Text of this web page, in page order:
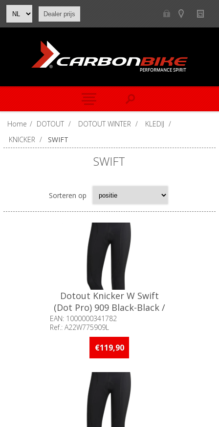
Dealer prijs
Home / DOTOUT / DOTOUT WINTER / KLEDIJ /
KNICKER / SWIFT
SWIFT
Sorteren op
Dotout Knicker W Swift
(Dot Pro) 909 Black-Black /
L°
EAN: 1000000341782
Ref.: A22W775909L
Beschikbaarheid:: Minder dan 5
stuks op voorraad
€119,90